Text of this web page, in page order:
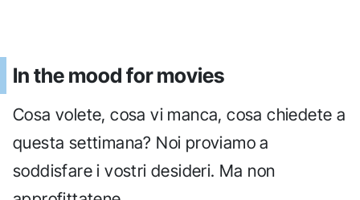
In the mood for movies
Cosa volete, cosa vi manca, cosa chiedete a
questa settimana? Noi proviamo a
soddisfare i vostri desideri. Ma non